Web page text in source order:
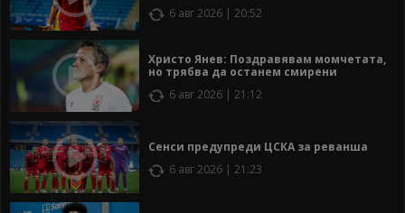
6 авг 2026 | 20:52
Христо Янев: Поздравявам момчетата,
но трябва да останем смирени
6 авг 2026 | 21:12
Сенси предупреди ЦСКА за реванша
6 авг 2026 | 21:23